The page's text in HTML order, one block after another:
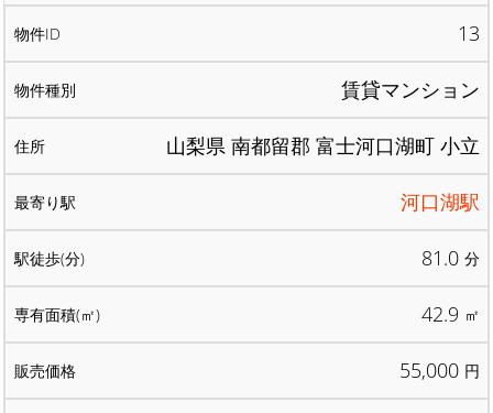
13
賃貸マンション
山梨県 南都留郡 富士河口湖町 小立
河口湖駅
81.0 分
42.9 ㎡
55,000 円